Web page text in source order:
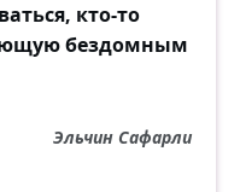
кто-то
бездомным
Эльчин Сафарли